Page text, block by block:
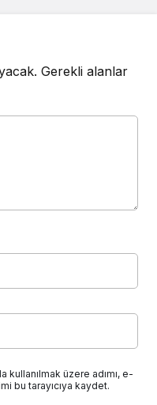
Gerekli alanlar
kullanılmak üzere adımı, e-
bu tarayıcıya kaydet.